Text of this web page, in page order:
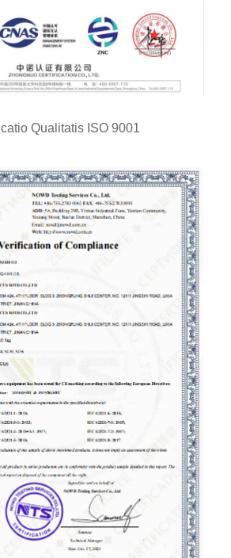
Qualitatis ISO 9001